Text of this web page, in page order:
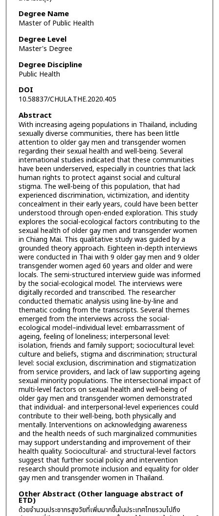
Degree Name
Master of Public Health
Degree Level
Master's Degree
Degree Discipline
Public Health
DOI
10.58837/CHULA.THE.2020.405
Abstract
With increasing ageing populations in Thailand, including
sexually diverse communities, there has been little
attention to older gay men and transgender women
regarding their sexual health and well-being. Several
international studies indicated that these communities
have been underserved, especially in countries that lack
human rights to protect against social and cultural
stigma. The well-being of this population, that had
experienced discrimination, victimization, and identity
concealment in their early years, could have been better
understood through open-ended exploration. This study
explores the social-ecological factors contributing to the
sexual health of older gay men and transgender women
in Chiang Mai. This qualitative study was guided by a
grounded theory approach. Eighteen in-depth interviews
were conducted in Thai with 9 older gay men and 9 older
transgender women aged 60 years and older and were
locals. The semi-structured interview guide was informed
by the social-ecological model. The interviews were
digitally recorded and transcribed. The researcher
conducted thematic analysis using line-by-line and
thematic coding from the transcripts. Several themes
emerged from the interviews across the social-
ecological model–individual level: embarrassment of
ageing, feeling of loneliness; interpersonal level:
isolation, friends and family support; sociocultural level:
culture and beliefs, stigma and discrimination; structural
level: social exclusion, discrimination and stigmatization
from service providers, and lack of law supporting ageing
sexual minority populations. The intersectional impact of
multi-level factors on sexual health and well-being of
older gay men and transgender women demonstrated
that individual- and interpersonal-level experiences could
contribute to their well-being, both physically and
mentally. Interventions on acknowledging awareness
and the health needs of such marginalized communities
may support understanding and improvement of their
health quality. Sociocultural- and structural-level factors
suggest that further social policy and intervention
research should promote inclusion and equality for older
gay men and transgender women in Thailand.
Other Abstract (Other language abstract of
ETD)
ด้วยจำนวนประชากรสูงวัยที่เพิ่มมากขึ้นในประเทศไทยรวมไปถึง